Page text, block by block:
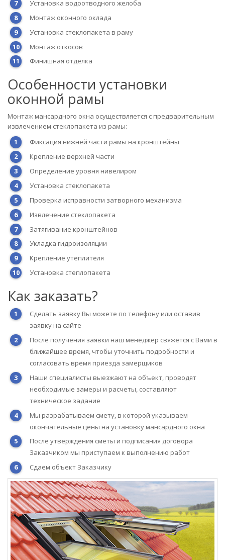
Установка водоотводного желоба
Монтаж оконного оклада
Установка стеклопакета в раму
Монтаж откосов
Финишная отделка
Особенности установки
оконной рамы
Монтаж мансардного окна осуществляется с предварительным
извлечением стеклопакета из рамы:
Фиксация нижней части рамы на кронштейны
Крепление верхней части
Определение уровня нивелиром
Установка стеклопакета
Проверка исправности затворного механизма
Извлечение стеклопакета
Затягивание кронштейнов
Укладка гидроизоляции
Крепление утеплителя
Установка степлопакета
Как заказать?
Сделать заявку Вы можете по телефону или оставив
заявку на сайте
После получения заявки наш менеджер свяжется с Вами в
ближайшее время, чтобы уточнить подробности и
согласовать время приезда замерщиков
Наши специалисты выезжают на объект, проводят
необходимые замеры и расчеты, составляют
техническое задание
Мы разрабатываем смету, в которой указываем
окончательные цены на установку мансардного окна
После утверждения сметы и подписания договора
Заказчиком мы приступаем к выполнению работ
Сдаем объект Заказчику